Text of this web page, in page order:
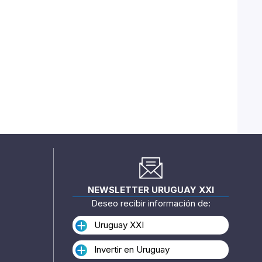
NEWSLETTER URUGUAY XXI
Deseo recibir información de:
Uruguay XXI
Invertir en Uruguay